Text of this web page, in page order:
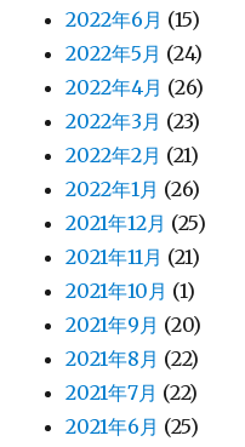
2022年6月 (15)
2022年5月 (24)
2022年4月 (26)
2022年3月 (23)
2022年2月 (21)
2022年1月 (26)
2021年12月 (25)
2021年11月 (21)
2021年10月 (1)
2021年9月 (20)
2021年8月 (22)
2021年7月 (22)
2021年6月 (25)